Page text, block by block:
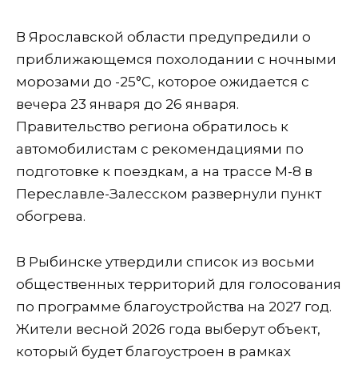
В Ярославской области предупредили о
приближающемся похолодании с ночными
морозами до -25°С, которое ожидается с
вечера 23 января до 26 января.
Правительство региона обратилось к
автомобилистам с рекомендациями по
подготовке к поездкам, а на трассе М-8 в
Переславле-Залесском развернули пункт
обогрева.
В Рыбинске утвердили список из восьми
общественных территорий для голосования
по программе благоустройства на 2027 год.
Жители весной 2026 года выберут объект,
который будет благоустроен в рамках